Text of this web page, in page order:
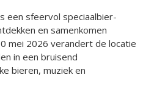
een sfeervol speciaalbier-
en samenkomen
mei 2026 verandert de locatie
in een bruisend
bieren, muziek en